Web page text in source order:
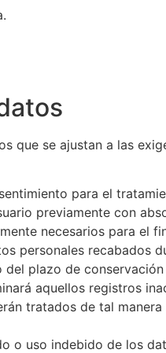
que se ajustan a las
para el
previamente con
necesarios para el
personales recabados
plazo de
aquellos registros
tratados de tal
o uso indebido de los